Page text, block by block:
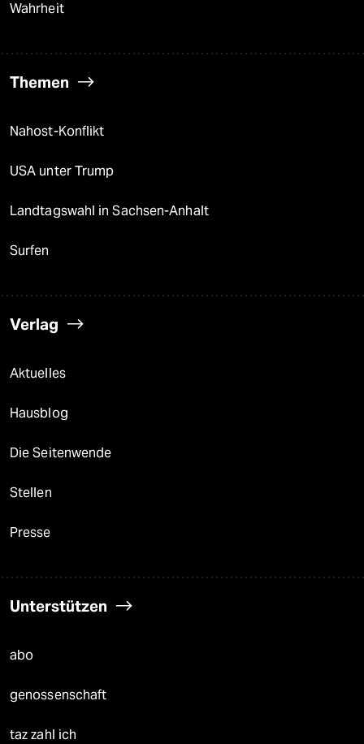
Wahrheit
Themen
Nahost-Konflikt
USA unter Trump
Landtagswahl in Sachsen-Anhalt
Surfen
Verlag
Aktuelles
Hausblog
Die Seitenwende
Stellen
Presse
Unterstützen
abo
genossenschaft
taz zahl ich